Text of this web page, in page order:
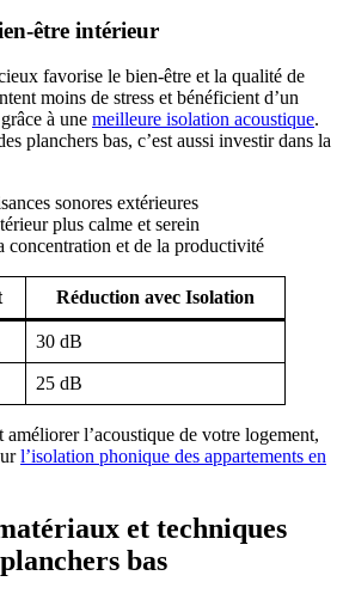
être intérieur
favorise le bien-être et la qualité de
moins de stress et bénéficient d’un
à une meilleure isolation acoustique.
planchers bas, c’est aussi investir dans la
sonores extérieures
plus calme et serein
concentration et de la productivité
Réduction avec Isolation
30 dB
25 dB
l’acoustique de votre logement,
l’isolation phonique des appartements en
et techniques
bas